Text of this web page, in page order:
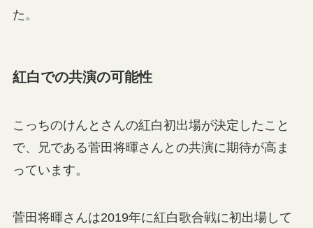
た。
紅白での共演の可能性
こっちのけんとさんの紅白初出場が決定したこと
で、兄である菅田将暉さんとの共演に期待が高ま
っています。
菅田将暉さんは2019年に紅白歌合戦に初出場して